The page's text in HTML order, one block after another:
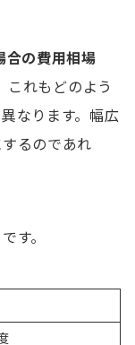
合の費用相場
これもどのよう
なります。幅広
るのであれ
す。